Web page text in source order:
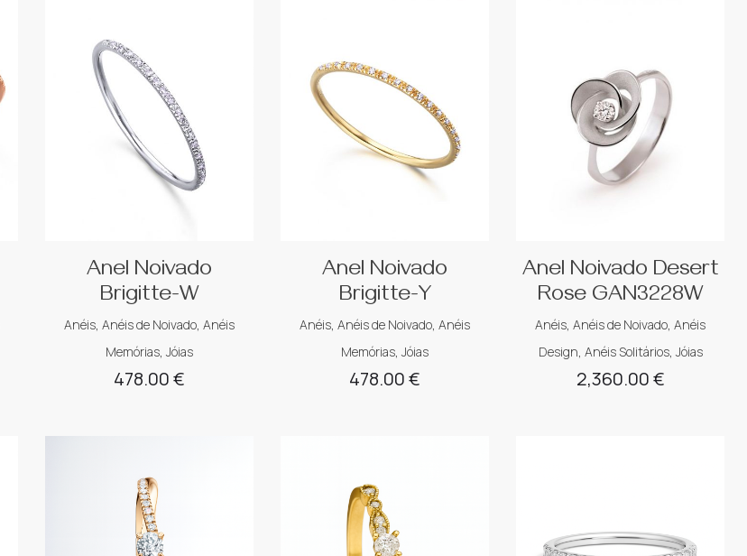
Anel Noivado
Brigitte-W
Anéis, Anéis de Noivado, Anéis
Memórias, Jóias
478.00€
Anel Noivado
Brigitte-Y
Anéis, Anéis de Noivado, Anéis
Memórias, Jóias
478.00€
Anel Noivado Desert
Rose GAN3228W
Anéis, Anéis de Noivado, Anéis
Design, Anéis Solitários, Jóias
2,360.00€